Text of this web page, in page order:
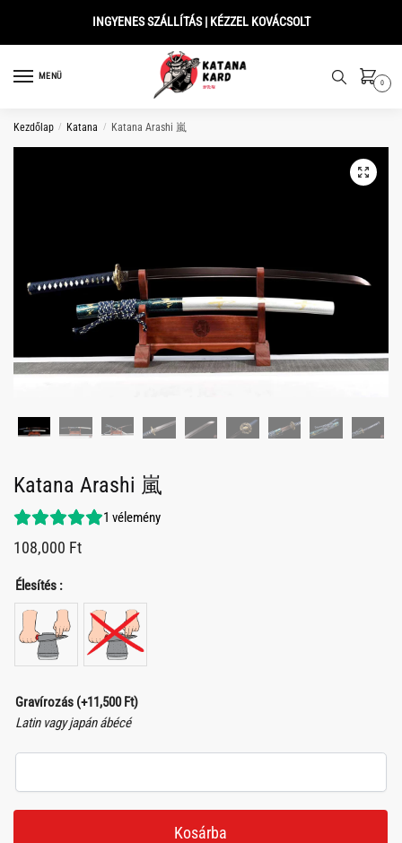
INGYENES SZÁLLÍTÁS | KÉZZEL KOVÁCSOLT
MENÜ
0
Kezdőlap / Katana / Katana Arashi 嵐
Katana Arashi 嵐
1 vélemény
108,000 Ft
Élesítés :
Gravírozás (+11,500Ft)
Latin vagy japán ábécé
Kosárba